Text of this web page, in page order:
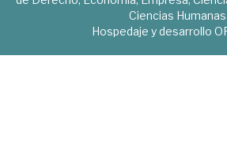
Ciencias Humanas
Hospedaje y desarrollo